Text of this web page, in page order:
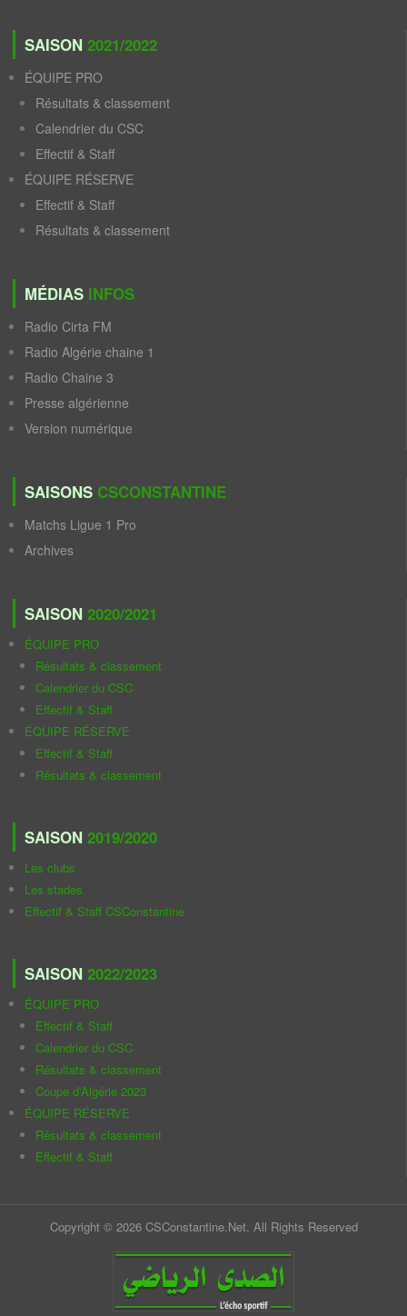
SAISON 2021/2022
ÉQUIPE PRO
Résultats & classement
Calendrier du CSC
Effectif & Staff
ÉQUIPE RÉSERVE
Effectif & Staff
Résultats & classement
MÉDIAS INFOS
Radio Cirta FM
Radio Algérie chaine 1
Radio Chaine 3
Presse algérienne
Version numérique
SAISONS CSCONSTANTINE
Matchs Ligue 1 Pro
Archives
SAISON 2020/2021
ÉQUIPE PRO
Résultats & classement
Calendrier du CSC
Effectif & Staff
ÉQUIPE RÉSERVE
Effectif & Staff
Résultats & classement
SAISON 2019/2020
Les clubs
Les stades
Effectif & Staff CSConstantine
SAISON 2022/2023
ÉQUIPE PRO
Effectif & Staff
Calendrier du CSC
Résultats & classement
Coupe d'Algérie 2023
ÉQUIPE RÉSERVE
Résultats & classement
Effectif & Staff
Copyright © 2026 CSConstantine.Net. All Rights Reserved